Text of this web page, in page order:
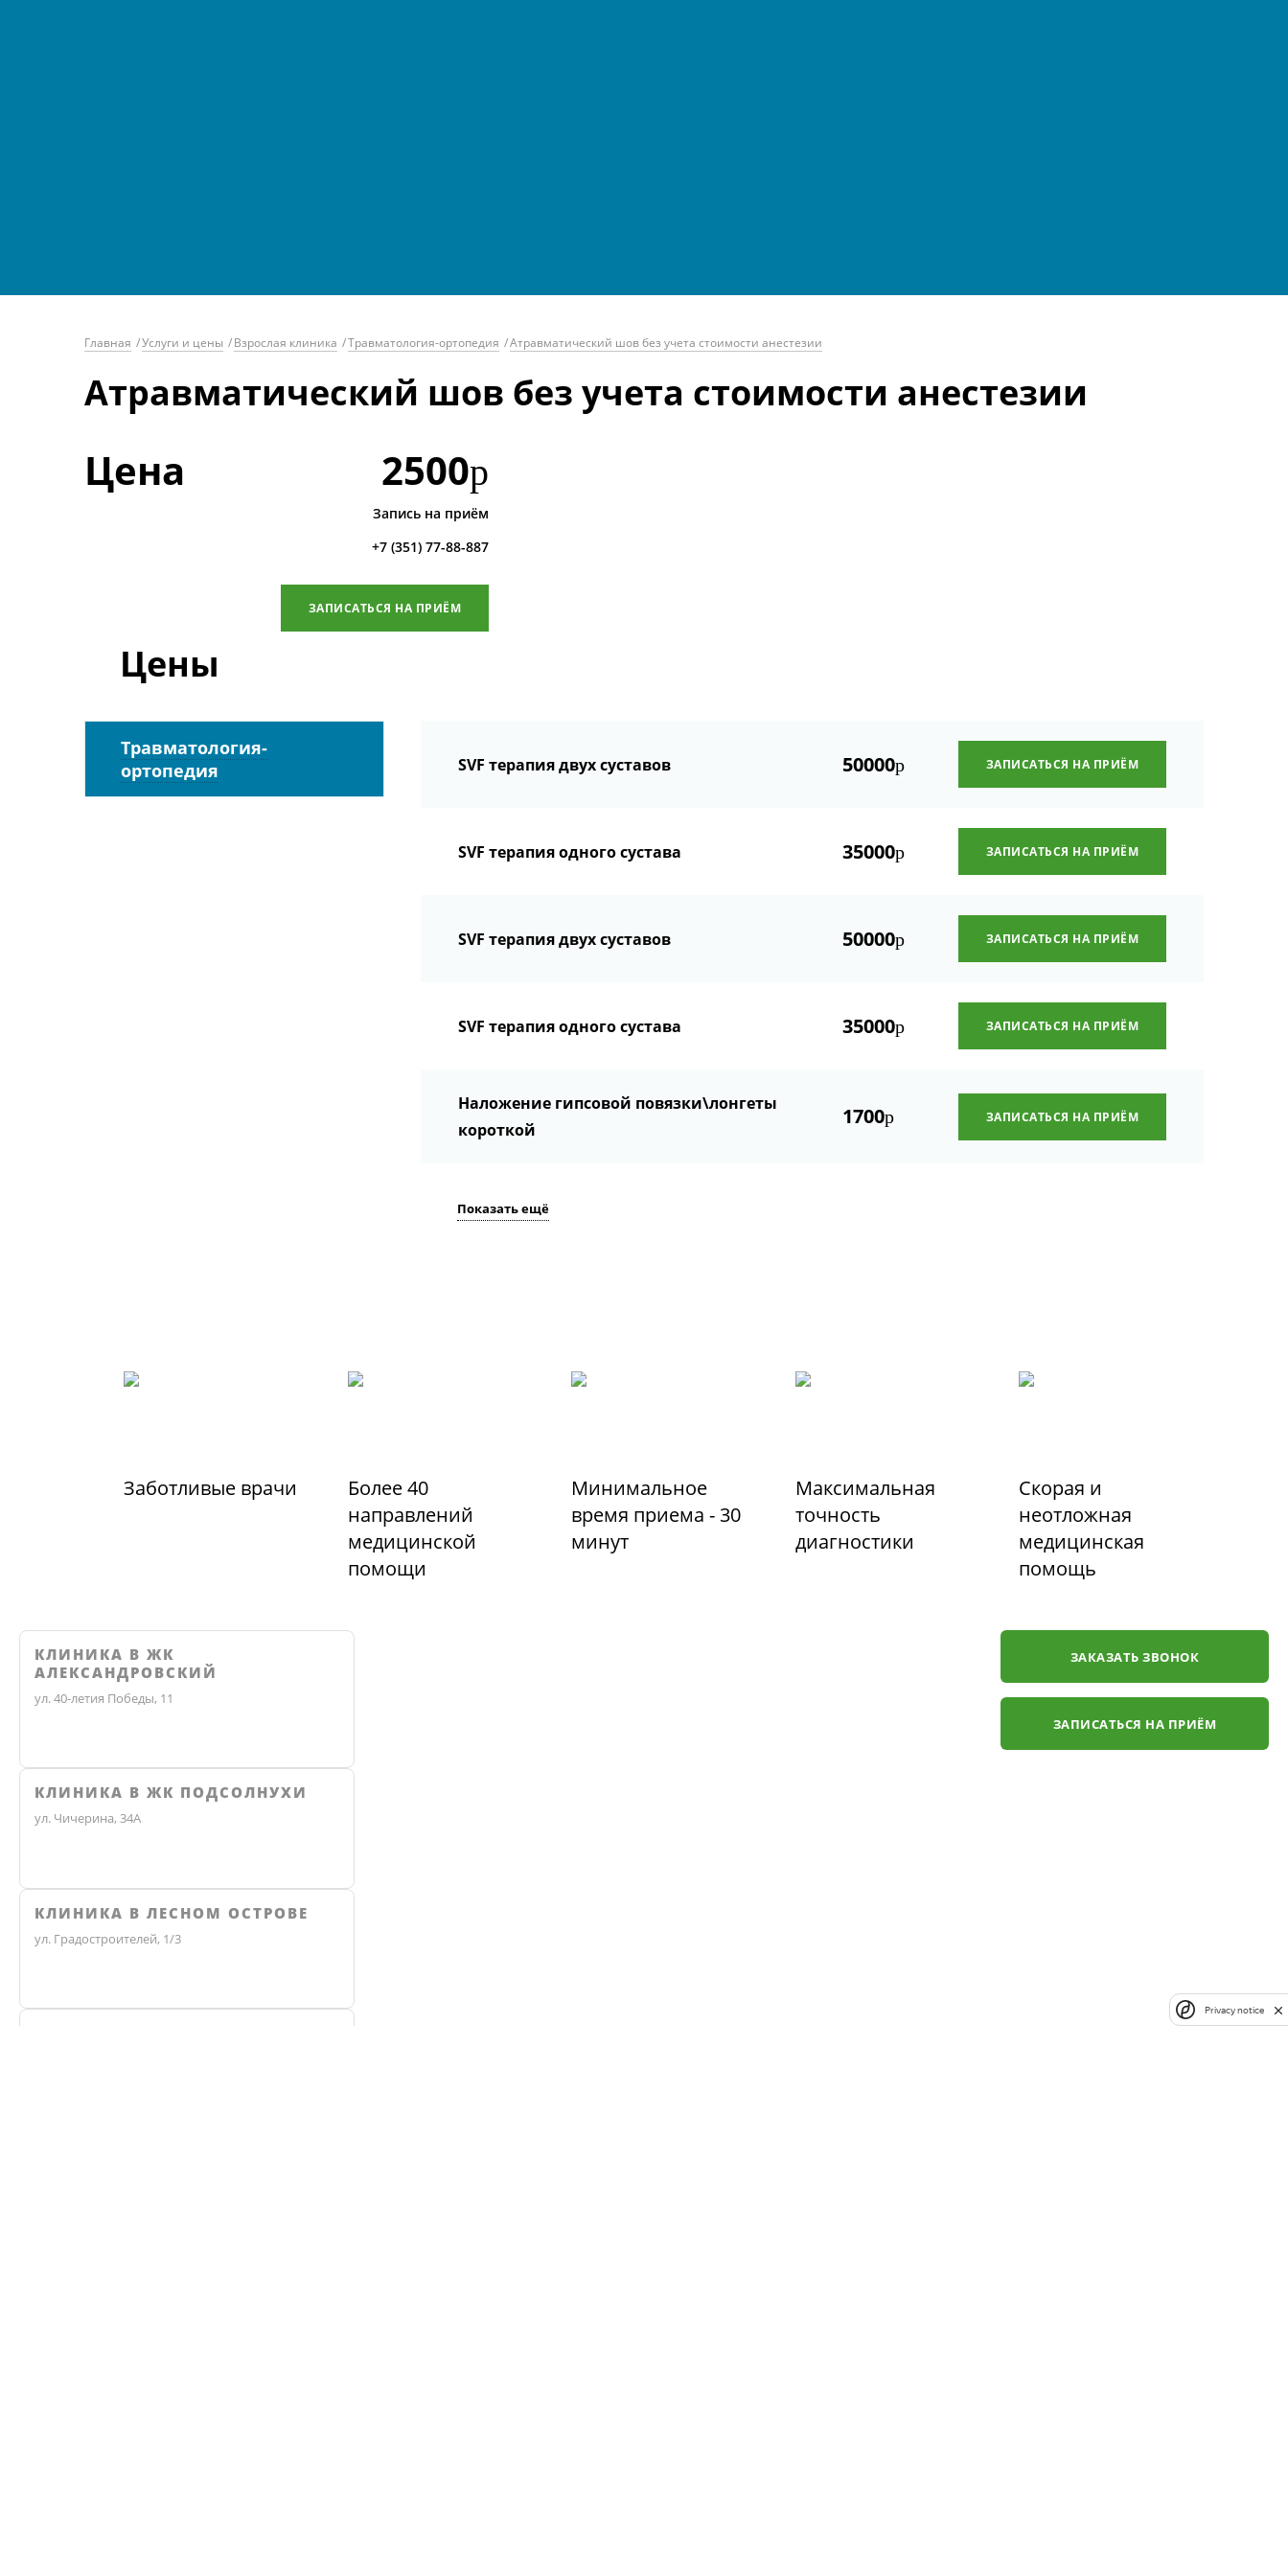
Главная /Услуги и цены /Взрослая клиника /Травматология-ортопедия /Атравматический шов без учета стоимости анестезии
Атравматический шов без учета стоимости анестезии
Цена 2500р
Запись на приём
+7 (351) 77-88-887
ЗАПИСАТЬСЯ НА ПРИЁМ
Цены
Травматология-
ортопедия
SVF терапия двух суставов 50000р ЗАПИСАТЬСЯ НА ПРИЁМ
SVF терапия одного сустава 35000р ЗАПИСАТЬСЯ НА ПРИЁМ
SVF терапия двух суставов 50000р ЗАПИСАТЬСЯ НА ПРИЁМ
SVF терапия одного сустава 35000р ЗАПИСАТЬСЯ НА ПРИЁМ
Наложение гипсовой повязки\лонгеты
короткой
1700р ЗАПИСАТЬСЯ НА ПРИЁМ
Показать ещё
Заботливые врачи
Более 40
направлений
медицинской
помощи
Минимальное
время приема - 30
минут
Максимальная
точность
диагностики
Скорая и
неотложная
медицинская
помощь
ЗАКАЗАТЬ ЗВОНОК
КЛИНИКА В ЖК
АЛЕКСАНДРОВСКИЙ
ул. 40-летия Победы, 11
КЛИНИКА В ЖК ПОДСОЛНУХИ
ул. Чичерина, 34А
КЛИНИКА В ЛЕСНОМ ОСТРОВЕ
ул. Градостроителей, 1/3
ЗАПИСАТЬСЯ НА ПРИЁМ
Privacy notice